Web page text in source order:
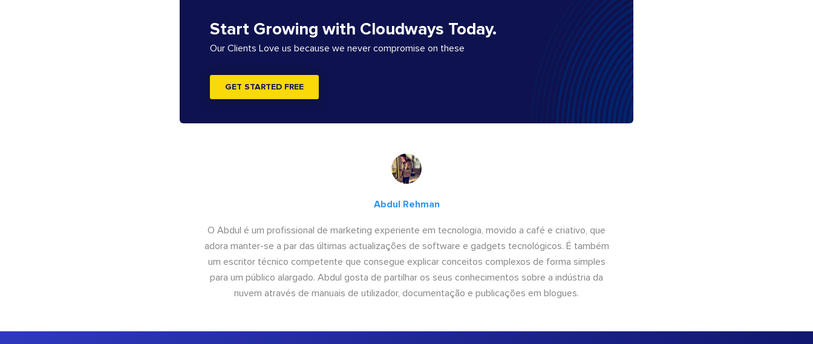
Start Growing with Cloudways Today.
Our Clients Love us because we never compromise on these
GET STARTED FREE
Abdul Rehman
O Abdul é um profissional de marketing experiente em tecnologia, movido a café e criativo, que
adora manter-se a par das últimas actualizações de software e gadgets tecnológicos. É também
um escritor técnico competente que consegue explicar conceitos complexos de forma simples
para um público alargado. Abdul gosta de partilhar os seus conhecimentos sobre a indústria da
nuvem através de manuais de utilizador, documentação e publicações em blogues.